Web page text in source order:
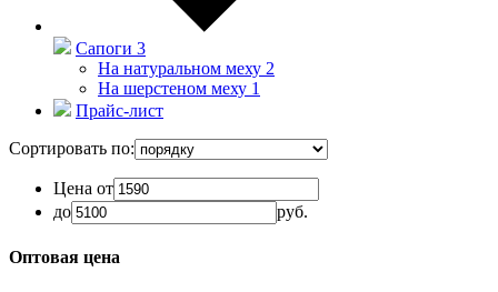
Сапоги 3
На натуральном меху 2
На шерстеном меху 1
Прайс-лист
Сортировать по:
Цена от
до
руб.
Оптовая цена